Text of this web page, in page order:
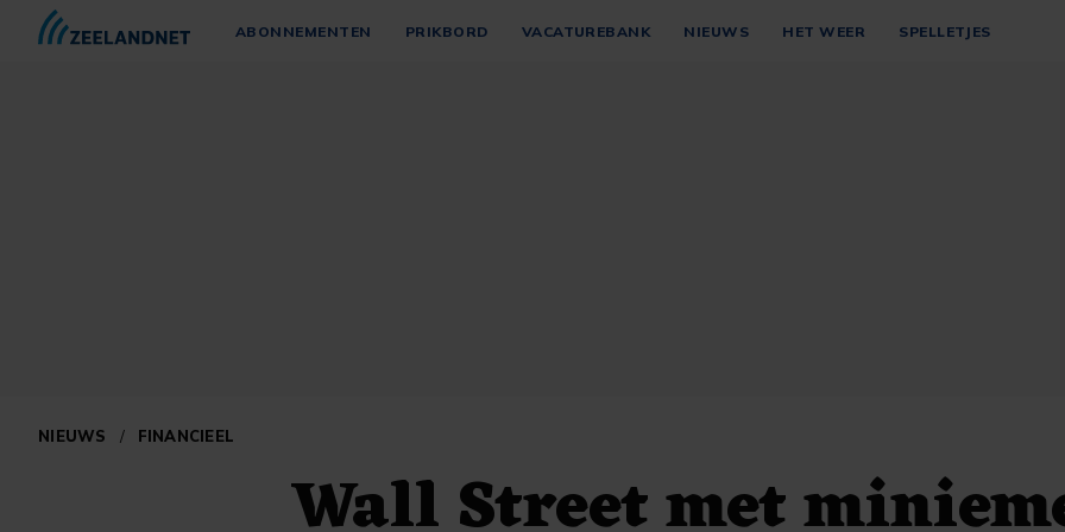
ABONNEMENTEN PRIKBORD VACATUREBANK NIEUWS HET WEER SPELLETJES
NIEUWS / FINANCIEEL